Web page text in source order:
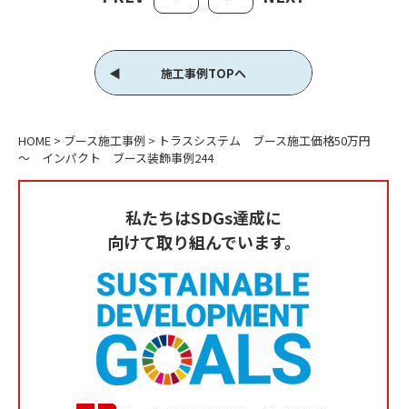
施工事例TOPへ
HOME > ブース施工事例 > トラスシステム ブース施工価格50万円
～ インパクト ブース装飾事例244
私たちはSDGs達成に
向けて取り組んでいます。